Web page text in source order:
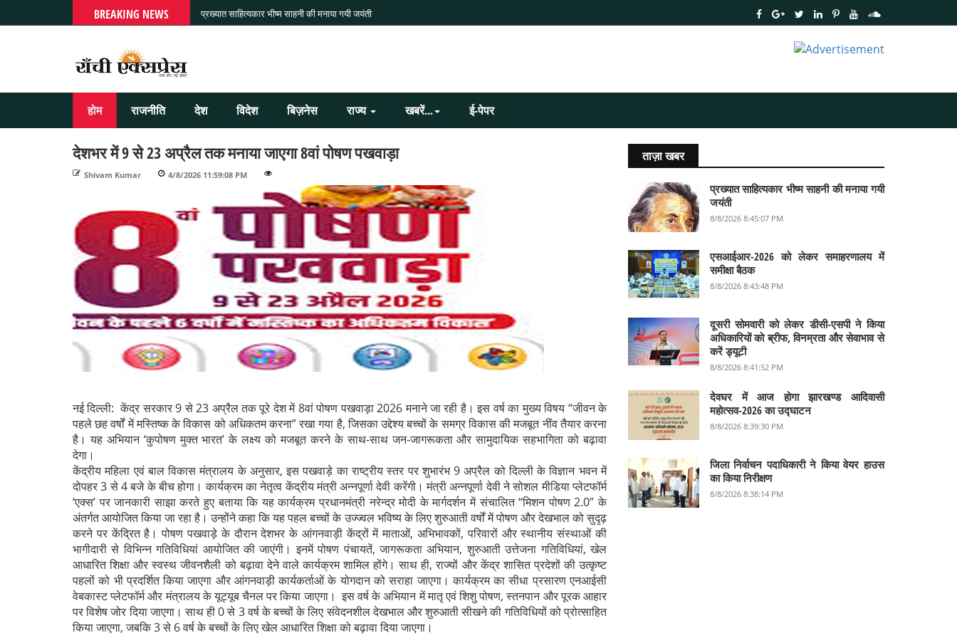
BREAKING NEWS प्रख्यात साहित्यकार भीष्म साहनी की मनाया गयी जयंती
होम राजनीति देश विदेश बिज़नेस राज्य खबरें... ई-पेपर
देशभर में 9 से 23 अप्रैल तक मनाया जाएगा 8वां पोषण पखवाड़ा
Shivam Kumar 4/8/2026 11:59:08 PM
नई दिल्ली: केंद्र सरकार 9 से 23 अप्रैल तक पूरे देश में 8वां पोषण पखवाड़ा 2026 मनाने जा रही है। इस वर्ष का मुख्य विषय “जीवन के
पहले छह वर्षों में मस्तिष्क के विकास को अधिकतम करना” रखा गया है, जिसका उद्देश्य बच्चों के समग्र विकास की मजबूत नींव तैयार करना
है। यह अभियान ‘कुपोषण मुक्त भारत’ के लक्ष्य को मजबूत करने के साथ-साथ जन-जागरूकता और सामुदायिक सहभागिता को बढ़ावा
देगा।
केंद्रीय महिला एवं बाल विकास मंत्रालय के अनुसार, इस पखवाड़े का राष्ट्रीय स्तर पर शुभारंभ 9 अप्रैल को दिल्ली के विज्ञान भवन में
दोपहर 3 से 4 बजे के बीच होगा। कार्यक्रम का नेतृत्व केंद्रीय मंत्री अन्नपूर्णा देवी करेंगी। मंत्री अन्नपूर्णा देवी ने सोशल मीडिया प्लेटफॉर्म
‘एक्स’ पर जानकारी साझा करते हुए बताया कि यह कार्यक्रम प्रधानमंत्री नरेन्द्र मोदी के मार्गदर्शन में संचालित “मिशन पोषण 2.0” के
अंतर्गत आयोजित किया जा रहा है। उन्होंने कहा कि यह पहल बच्चों के उज्ज्वल भविष्य के लिए शुरुआती वर्षों में पोषण और देखभाल को सुदृढ़
करने पर केंद्रित है। पोषण पखवाड़े के दौरान देशभर के आंगनवाड़ी केंद्रों में माताओं, अभिभावकों, परिवारों और स्थानीय संस्थाओं की
भागीदारी से विभिन्न गतिविधियां आयोजित की जाएंगी। इनमें पोषण पंचायतें, जागरूकता अभियान, शुरुआती उत्तेजना गतिविधियां, खेल
आधारित शिक्षा और स्वस्थ जीवनशैली को बढ़ावा देने वाले कार्यक्रम शामिल होंगे। साथ ही, राज्यों और केंद्र शासित प्रदेशों की उत्कृष्ट
पहलों को भी प्रदर्शित किया जाएगा और आंगनवाड़ी कार्यकर्ताओं के योगदान को सराहा जाएगा। कार्यक्रम का सीधा प्रसारण एनआईसी
वेबकास्ट प्लेटफॉर्म और मंत्रालय के यूट्यूब चैनल पर किया जाएगा। इस वर्ष के अभियान में मातृ एवं शिशु पोषण, स्तनपान और पूरक आहार
पर विशेष जोर दिया जाएगा। साथ ही 0 से 3 वर्ष के बच्चों के लिए संवेदनशील देखभाल और शुरुआती सीखने की गतिविधियों को प्रोत्साहित
किया जाएगा, जबकि 3 से 6 वर्ष के बच्चों के लिए खेल आधारित शिक्षा को बढ़ावा दिया जाएगा।
ताज़ा खबर
प्रख्यात साहित्यकार भीष्म साहनी की मनाया गयी
जयंती
8/8/2026 8:45:07 PM
एसआईआर-2026 को लेकर समाहरणालय में
समीक्षा बैठक
8/8/2026 8:43:48 PM
दूसरी सोमवारी को लेकर डीसी-एसपी ने किया
अधिकारियों को ब्रीफ, विनम्रता और सेवाभाव से
करें ड्यूटी
8/8/2026 8:41:52 PM
देवघर में आज होगा झारखण्ड आदिवासी
महोत्सव-2026 का उद्घाटन
8/8/2026 8:39:30 PM
जिला निर्वाचन पदाधिकारी ने किया वेयर हाउस
का किया निरीक्षण
8/8/2026 8:38:14 PM